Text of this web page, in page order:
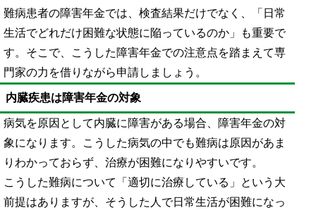
難病患者の障害年金では、検査結果だけでなく、「日常
生活でどれだけ困難な状態に陥っているのか」も重要で
す。そこで、こうした障害年金での注意点を踏まえて専
門家の力を借りながら申請しましょう。
内臓疾患は障害年金の対象
病気を原因として内臓に障害がある場合、障害年金の対
象になります。こうした病気の中でも難病は原因があま
りわかっておらず、治療が困難になりやすいです。
こうした難病について「適切に治療している」という大
前提はありますが、そうした人で日常生活が困難になっ